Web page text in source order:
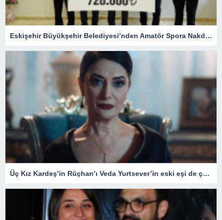
Eskişehir Büyükşehir Belediyesi’nden Amatör Spora Nakdi Destek
Üç Kız Kardeş’in Rüçhan’ı Veda Yurtsever’in eski eşi de çok ünlü çıktı! Meğer Güldür Güldür’ün yıldızıyla…